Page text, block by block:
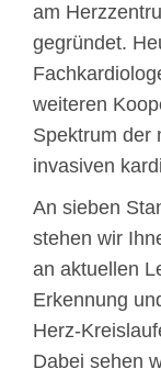
am
gegründet.
weiteren
Spektrum der
invasiven
An sieben
stehen wir
an aktuellen
Erkennung
Herz-
Dabei sehen